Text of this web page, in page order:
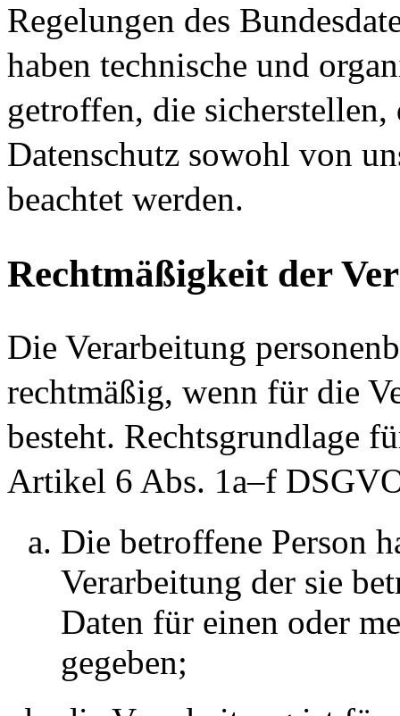
Regelungen des
haben technische und
getroffen, die
Datenschutz sowohl von
beachtet werden.
Rechtmäßigkeit der
Die Verarbeitung
rechtmäßig, wenn für die
besteht. Rechtsgrundlage
Artikel 6 Abs. 1a–f
Die betroffene Person
Verarbeitung der sie
Daten für einen oder
gegeben;